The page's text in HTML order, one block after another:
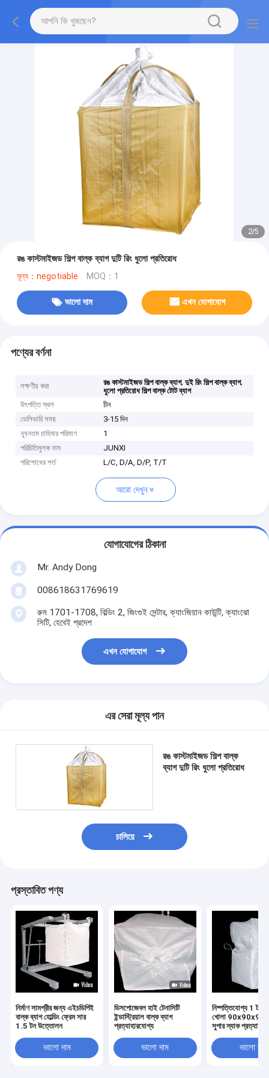
2/5
রঙ কাস্টমাইজড শিল্প বাল্ক ব্যাগ দুটি রিং ধুলো প্রতিরোধ
মূল্য：negotiable MOQ：1
ভালো দাম এখন যোগাযোগ
পণ্যের বর্ণনা
লক্ষণীয় করা রঙ কাস্টমাইজড শিল্প বাল্ক ব্যাগ,দুই রিং শিল্প বাল্ক ব্যাগ,
ধুলো প্রতিরোধ শিল্প বাল্ক টোট ব্যাগ
উৎপত্তি স্থল
চীন
ডেলিভারি সময়
3-15 দিন
ন্যূনতম চাহিদার পরিমাণ
1
পরিচিতিমুলক নাম
JUNXI
পরিশোধের শর্ত
L/C, D/A, D/P, T/T
আরো দেখুন
যোগাযোগের ঠিকানা
Mr. Andy Dong
008618631769619
রুম 1701-1708, বিল্ডিং 2, জিংগুই সেন্টার, ক্যাংজিয়ান কাউন্টি, ক্যাংঝো
সিটি, হেবেই প্রদেশ
এখন যোগাযোগ
এর সেরা মূল্য পান
রঙ কাস্টমাইজড শিল্প বাল্ক
ব্যাগ দুটি রিং ধুলো প্রতিরোধ
চালিয়ে
প্রস্তাবিত পণ্য
নির্মাণ সামগ্রীর জন্য এইচডিপিই
বাল্ক ব্যাগ হোল্ডিং ফ্রেম সার
1.5 টন উত্তোলন
ভালো দাম
ডিসপোজেবল হাই টেনাসিটি
ইন্ডাস্ট্রিয়াল বাল্ক ব্যাগ
প্রত্যাহারযোগ্য
ভালো দাম
নিষ্পত্তিযোগ্য 1 টন
খোলা 90x90x90
সুপার স্যাক
ভালো দাম